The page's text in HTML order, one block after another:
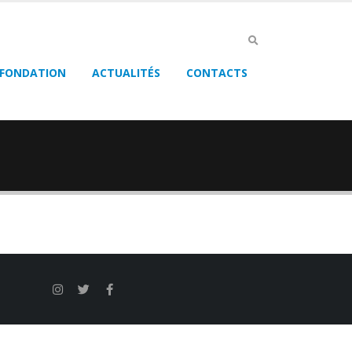
ACTUALITÉS CONTACTS